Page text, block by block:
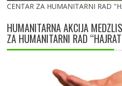
CENTAR ZA HUMANITARNI RAD
HUMANITARNA AKCIJA
ZA HUMANITARNI RAD